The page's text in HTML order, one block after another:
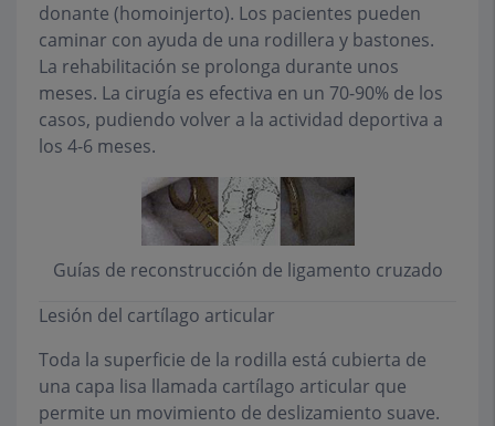
donante (homoinjerto). Los pacientes pueden
caminar con ayuda de una rodillera y bastones.
La rehabilitación se prolonga durante unos
meses. La cirugía es efectiva en un 70-90% de los
casos, pudiendo volver a la actividad deportiva a
los 4-6 meses.
Guías de reconstrucción de ligamento cruzado
Lesión del cartílago articular
Toda la superficie de la rodilla está cubierta de
una capa lisa llamada cartílago articular que
permite un movimiento de deslizamiento suave.